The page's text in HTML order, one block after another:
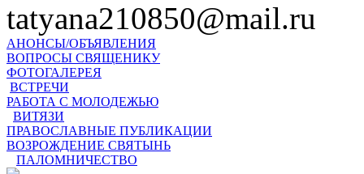
tatyana210850@mail.ru
АНОНСЫ/ОБЪЯВЛЕНИЯ
ВОПРОСЫ СВЯЩЕНИКУ
ФОТОГАЛЕРЕЯ
ВСТРЕЧИ
РАБОТА С МОЛОДЕЖЬЮ
ВИТЯЗИ
ПРАВОСЛАВНЫЕ ПУБЛИКАЦИИ
ВОЗРОЖДЕНИЕ СВЯТЫНЬ
ПАЛОМНИЧЕСТВО